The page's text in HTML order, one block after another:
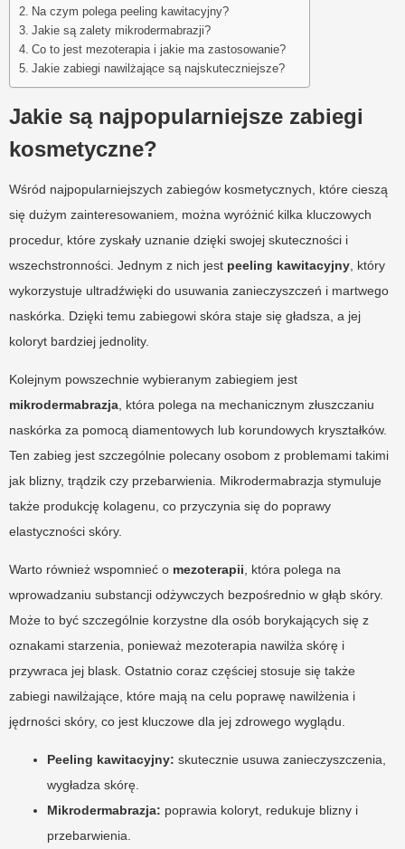
Na czym polega peeling kawitacyjny?
Jakie są zalety mikrodermabrazji?
Co to jest mezoterapia i jakie ma zastosowanie?
Jakie zabiegi nawilżające są najskuteczniejsze?
Jakie są najpopularniejsze zabiegi
kosmetyczne?
Wśród najpopularniejszych zabiegów kosmetycznych, które cieszą
się dużym zainteresowaniem, można wyróżnić kilka kluczowych
procedur, które zyskały uznanie dzięki swojej skuteczności i
wszechstronności. Jednym z nich jest peeling kawitacyjny , który
wykorzystuje ultradźwięki do usuwania zanieczyszczeń i martwego
naskórka. Dzięki temu zabiegowi skóra staje się gładsza, a jej
koloryt bardziej jednolity.
Kolejnym powszechnie wybieranym zabiegiem jest
mikrodermabrazja , która polega na mechanicznym złuszczaniu
naskórka za pomocą diamentowych lub korundowych kryształków.
Ten zabieg jest szczególnie polecany osobom z problemami takimi
jak blizny, trądzik czy przebarwienia. Mikrodermabrazja stymuluje
także produkcję kolagenu, co przyczynia się do poprawy
elastyczności skóry.
Warto również wspomnieć o mezoterapii , która polega na
wprowadzaniu substancji odżywczych bezpośrednio w głąb skóry.
Może to być szczególnie korzystne dla osób borykających się z
oznakami starzenia, ponieważ mezoterapia nawilża skórę i
przywraca jej blask. Ostatnio coraz częściej stosuje się także
zabiegi nawilżające, które mają na celu poprawę nawilżenia i
jędrności skóry, co jest kluczowe dla jej zdrowego wyglądu.
Peeling kawitacyjny: skutecznie usuwa zanieczyszczenia,
wygładza skórę.
Mikrodermabrazja: poprawia koloryt, redukuje blizny i
przebarwienia.